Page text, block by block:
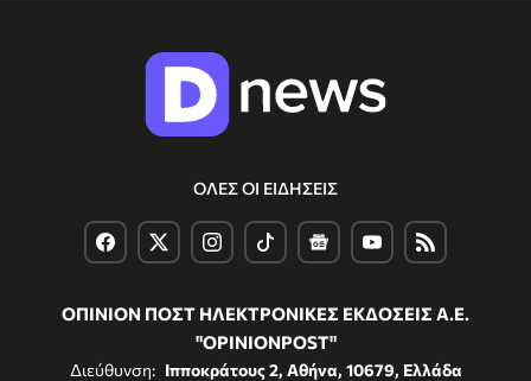
ΟΛΕΣ ΟΙ ΕΙΔΗΣΕΙΣ
ΟΠΙΝΙΟΝ ΠΟΣΤ ΗΛΕΚΤΡΟΝΙΚΕΣ ΕΚΔΟΣΕΙΣ Α.Ε.
"OPINIONPOST"
Διεύθυνση: Ιπποκράτους 2, Αθήνα, 10679, Ελλάδα